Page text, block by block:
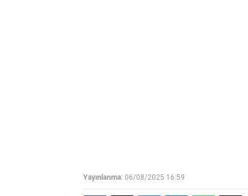
Yayınlanma: 06/08/2025 16:59